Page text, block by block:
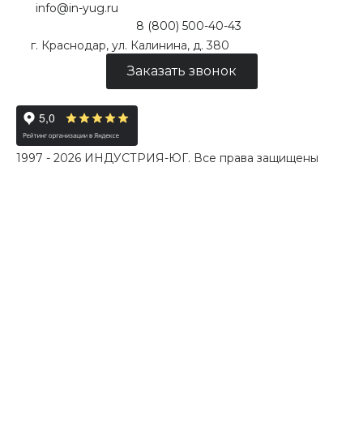
info@in-yug.ru
8 (800) 500-40-43
г. Краснодар, ул. Калинина, д. 380
Заказать звонок
1997 - 2026 ИНДУСТРИЯ-ЮГ. Все права защищены